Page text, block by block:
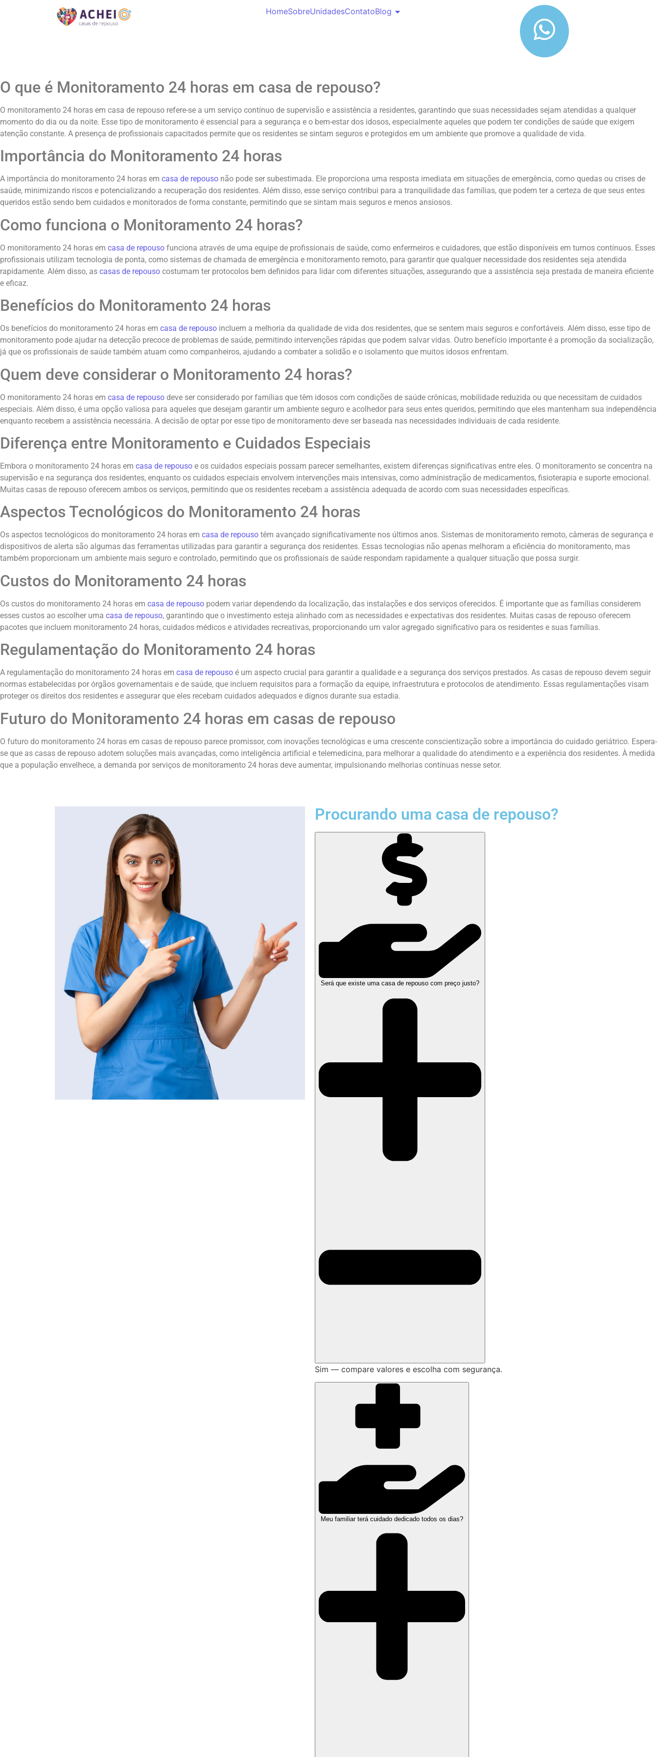
HomeSobreUnidadesContatoBlog
O que é Monitoramento 24 horas em casa de repouso?
O monitoramento 24 horas em casa de repouso refere-se a um serviço contínuo de supervisão e assistência a residentes, garantindo que suas necessidades sejam atendidas a qualquer
momento do dia ou da noite. Esse tipo de monitoramento é essencial para a segurança e o bem-estar dos idosos, especialmente aqueles que podem ter condições de saúde que exigem
atenção constante. A presença de profissionais capacitados permite que os residentes se sintam seguros e protegidos em um ambiente que promove a qualidade de vida.
Importância do Monitoramento 24 horas
A importância do monitoramento 24 horas em casa de repouso não pode ser subestimada. Ele proporciona uma resposta imediata em situações de emergência, como quedas ou crises de
saúde, minimizando riscos e potencializando a recuperação dos residentes. Além disso, esse serviço contribui para a tranquilidade das famílias, que podem ter a certeza de que seus entes
queridos estão sendo bem cuidados e monitorados de forma constante, permitindo que se sintam mais seguros e menos ansiosos.
Como funciona o Monitoramento 24 horas?
O monitoramento 24 horas em casa de repouso funciona através de uma equipe de profissionais de saúde, como enfermeiros e cuidadores, que estão disponíveis em turnos contínuos. Esses
profissionais utilizam tecnologia de ponta, como sistemas de chamada de emergência e monitoramento remoto, para garantir que qualquer necessidade dos residentes seja atendida
rapidamente. Além disso, as casas de repouso costumam ter protocolos bem definidos para lidar com diferentes situações, assegurando que a assistência seja prestada de maneira eficiente
e eficaz.
Benefícios do Monitoramento 24 horas
Os benefícios do monitoramento 24 horas em casa de repouso incluem a melhoria da qualidade de vida dos residentes, que se sentem mais seguros e confortáveis. Além disso, esse tipo de
monitoramento pode ajudar na detecção precoce de problemas de saúde, permitindo intervenções rápidas que podem salvar vidas. Outro benefício importante é a promoção da socialização,
já que os profissionais de saúde também atuam como companheiros, ajudando a combater a solidão e o isolamento que muitos idosos enfrentam.
Quem deve considerar o Monitoramento 24 horas?
O monitoramento 24 horas em casa de repouso deve ser considerado por famílias que têm idosos com condições de saúde crônicas, mobilidade reduzida ou que necessitam de cuidados
especiais. Além disso, é uma opção valiosa para aqueles que desejam garantir um ambiente seguro e acolhedor para seus entes queridos, permitindo que eles mantenham sua independência
enquanto recebem a assistência necessária. A decisão de optar por esse tipo de monitoramento deve ser baseada nas necessidades individuais de cada residente.
Diferença entre Monitoramento e Cuidados Especiais
Embora o monitoramento 24 horas em casa de repouso e os cuidados especiais possam parecer semelhantes, existem diferenças significativas entre eles. O monitoramento se concentra na
supervisão e na segurança dos residentes, enquanto os cuidados especiais envolvem intervenções mais intensivas, como administração de medicamentos, fisioterapia e suporte emocional.
Muitas casas de repouso oferecem ambos os serviços, permitindo que os residentes recebam a assistência adequada de acordo com suas necessidades específicas.
Aspectos Tecnológicos do Monitoramento 24 horas
Os aspectos tecnológicos do monitoramento 24 horas em casa de repouso têm avançado significativamente nos últimos anos. Sistemas de monitoramento remoto, câmeras de segurança e
dispositivos de alerta são algumas das ferramentas utilizadas para garantir a segurança dos residentes. Essas tecnologias não apenas melhoram a eficiência do monitoramento, mas
também proporcionam um ambiente mais seguro e controlado, permitindo que os profissionais de saúde respondam rapidamente a qualquer situação que possa surgir.
Custos do Monitoramento 24 horas
Os custos do monitoramento 24 horas em casa de repouso podem variar dependendo da localização, das instalações e dos serviços oferecidos. É importante que as famílias considerem
esses custos ao escolher uma casa de repouso, garantindo que o investimento esteja alinhado com as necessidades e expectativas dos residentes. Muitas casas de repouso oferecem
pacotes que incluem monitoramento 24 horas, cuidados médicos e atividades recreativas, proporcionando um valor agregado significativo para os residentes e suas famílias.
Regulamentação do Monitoramento 24 horas
A regulamentação do monitoramento 24 horas em casa de repouso é um aspecto crucial para garantir a qualidade e a segurança dos serviços prestados. As casas de repouso devem seguir
normas estabelecidas por órgãos governamentais e de saúde, que incluem requisitos para a formação da equipe, infraestrutura e protocolos de atendimento. Essas regulamentações visam
proteger os direitos dos residentes e assegurar que eles recebam cuidados adequados e dignos durante sua estadia.
Futuro do Monitoramento 24 horas em casas de repouso
O futuro do monitoramento 24 horas em casas de repouso parece promissor, com inovações tecnológicas e uma crescente conscientização sobre a importância do cuidado geriátrico. Espera-
se que as casas de repouso adotem soluções mais avançadas, como inteligência artificial e telemedicina, para melhorar a qualidade do atendimento e a experiência dos residentes. À medida
que a população envelhece, a demanda por serviços de monitoramento 24 horas deve aumentar, impulsionando melhorias contínuas nesse setor.
Procurando uma casa de repouso?
Será que existe uma casa de repouso com preço justo?
Sim — compare valores e escolha com segurança.
Meu familiar terá cuidado dedicado todos os dias?